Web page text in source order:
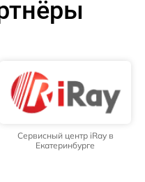
Сервисный центр iRay в
Екатеринбурге